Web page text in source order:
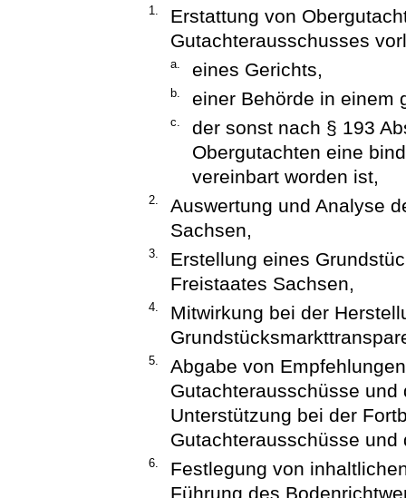
1.
Erstattung von
Gutachterausschusses
a. eines Gerichts,
b. einer Behörde in einem
c.
der sonst nach § 193
Obergutachten eine
vereinbart worden ist,
2.
Auswertung und Analyse
Sachsen,
3.
Erstellung eines
Freistaates Sachsen,
4.
Mitwirkung bei der
5.
Abgabe von
Gutachterausschüsse
Unterstützung bei der
Gutachterausschüsse
6.
Festlegung von
Führung des